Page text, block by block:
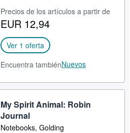
Precios de los artículos a partir de
EUR 12,94
Ver 1 oferta
Encuentra tambiénNuevos
My Spirit Animal: Robin
Journal
Notebooks, Golding